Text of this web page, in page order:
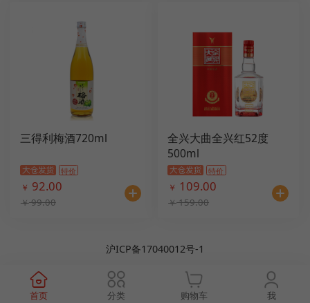
三得利梅酒720ml
特价
￥ 92.00
￥99.00
全兴大曲全兴红52度
500ml
特价
￥ 109.00
￥159.00
沪ICP备17040012号-1
首页 分类 购物车 我